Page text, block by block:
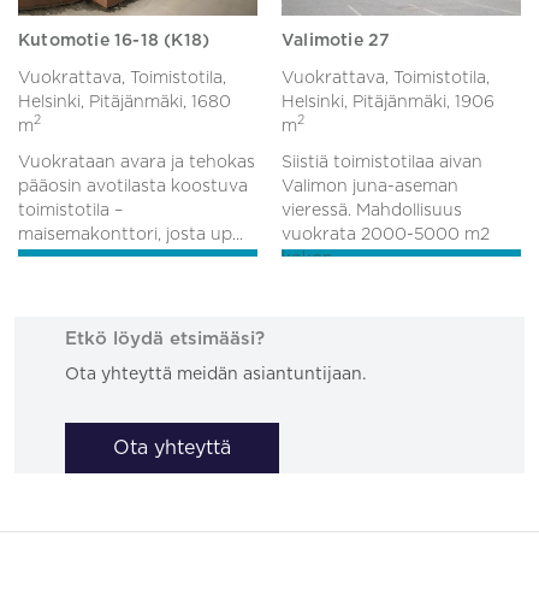
Kutomotie 16-18 (K18)
Vuokrattava, Toimistotila,
Helsinki, Pitäjänmäki, 1680
m2
Vuokrataan avara ja tehokas
pääosin avotilasta koostuva
toimistotila –
maisemakonttori, josta up...
Valimotie 27
Vuokrattava, Toimistotila,
Helsinki, Pitäjänmäki, 1906
m2
Siistiä toimistotilaa aivan
Valimon juna-aseman
vieressä. Mahdollisuus
vuokrata 2000-5000 m2
kokon...
Etkö löydä etsimääsi?
Ota yhteyttä meidän asiantuntijaan.
Ota yhteyttä